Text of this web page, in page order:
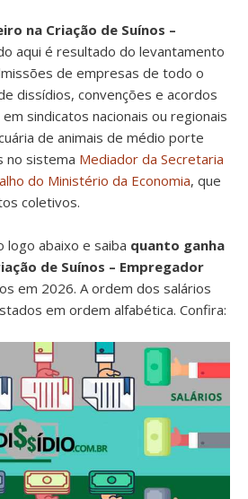
na Criação de Suínos –
aqui é resultado do levantamento
de empresas de todo o
dissídios, convenções e acordos
sindicatos nacionais ou regionais
de animais de médio porte
no sistema Mediador da Secretaria
do Ministério da Economia, que
coletivos.
logo abaixo e saiba quanto ganha
de Suínos – Empregador
em 2026. A ordem dos salários
em ordem alfabética. Confira: